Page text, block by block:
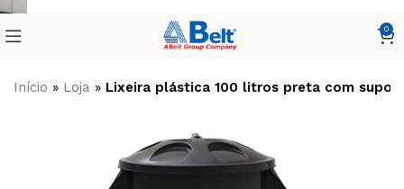
0
Início » Loja » Lixeira plástica 100 litros preta com